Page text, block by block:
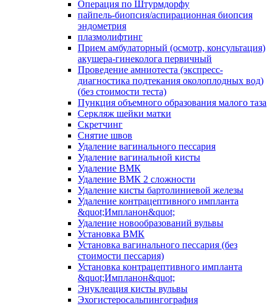
Операция по Штурмдорфу
пайпель-биопсия/аспирационная биопсия
эндометрия
плазмолифтинг
Прием амбулаторный (осмотр, консультация)
акушера-гинеколога первичный
Проведение амниотеста (экспресс-
диагностика подтекания околоплодных вод)
(без стоимости теста)
Пункция объемного образования малого таза
Серкляж шейки матки
Скретчинг
Снятие швов
Удаление вагинального пессария
Удаление вагинальной кисты
Удаление ВМК
Удаление ВМК 2 сложности
Удаление кисты бартолиниевой железы
Удаление контрацептивного импланта
&quot;Импланон&quot;
Удаление новообразований вульвы
Установка ВМК
Установка вагинального пессария (без
стоимости пессария)
Установка контрацептивного импланта
&quot;Импланон&quot;
Энуклеация кисты вульвы
Эхогистеросальпингография